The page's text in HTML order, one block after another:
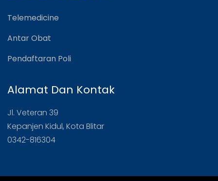
Telemedicine
Antar Obat
Pendaftaran Poli
Alamat Dan Kontak
Jl. Veteran 39
Kepanjen Kidul, Kota Blitar
0342-816304